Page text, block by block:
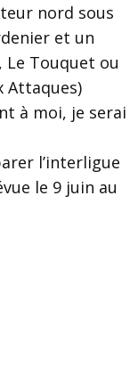
nord sous
et un
Le Touquet ou
Attaques)
à moi, je serai
l’interligue
le 9 juin au